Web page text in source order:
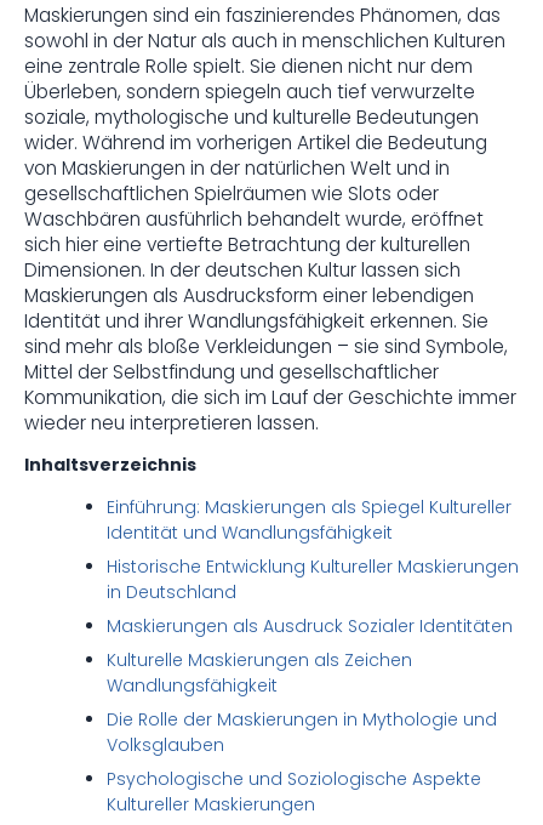
Maskierungen sind ein faszinierendes Phänomen, das
sowohl in der Natur als auch in menschlichen Kulturen
eine zentrale Rolle spielt. Sie dienen nicht nur dem
Überleben, sondern spiegeln auch tief verwurzelte
soziale, mythologische und kulturelle Bedeutungen
wider. Während im vorherigen Artikel die Bedeutung
von Maskierungen in der natürlichen Welt und in
gesellschaftlichen Spielräumen wie Slots oder
Waschbären ausführlich behandelt wurde, eröffnet
sich hier eine vertiefte Betrachtung der kulturellen
Dimensionen. In der deutschen Kultur lassen sich
Maskierungen als Ausdrucksform einer lebendigen
Identität und ihrer Wandlungsfähigkeit erkennen. Sie
sind mehr als bloße Verkleidungen – sie sind Symbole,
Mittel der Selbstfindung und gesellschaftlicher
Kommunikation, die sich im Lauf der Geschichte immer
wieder neu interpretieren lassen.
Inhaltsverzeichnis
Einführung: Maskierungen als Spiegel Kultureller
Identität und Wandlungsfähigkeit
Historische Entwicklung Kultureller Maskierungen
in Deutschland
Maskierungen als Ausdruck Sozialer Identitäten
Kulturelle Maskierungen als Zeichen
Wandlungsfähigkeit
Die Rolle der Maskierungen in Mythologie und
Volksglauben
Psychologische und Soziologische Aspekte
Kultureller Maskierungen